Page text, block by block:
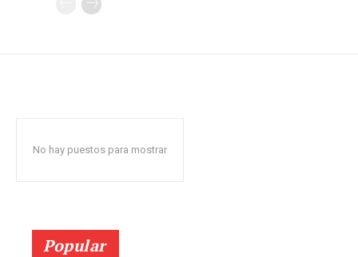
No hay puestos para mostrar
Popular